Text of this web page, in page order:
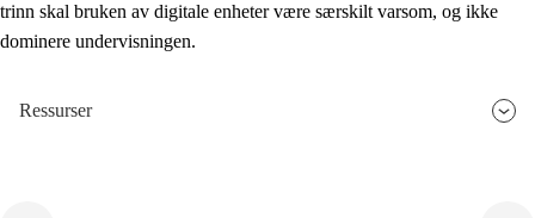
trinn skal bruken av digitale enheter være særskilt varsom, og ikke
dominere undervisningen.
Ressurser